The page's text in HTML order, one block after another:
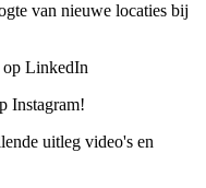
van nieuwe locaties bij
op LinkedIn
Instagram!
uitleg video's en